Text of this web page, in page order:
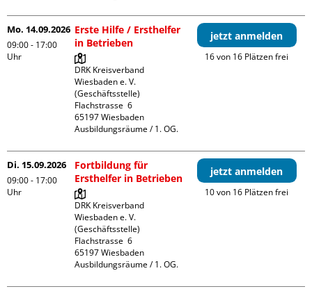
Mo. 14.09.2026
09:00 - 17:00
Uhr
Erste Hilfe / Ersthelfer
in Betrieben
DRK Kreisverband
Wiesbaden e. V.
(Geschäftsstelle)
Flachstrasse  6
65197 Wiesbaden
Ausbildungsräume / 1. OG.
jetzt anmelden
16 von 16 Plätzen frei
Di. 15.09.2026
09:00 - 17:00
Uhr
Fortbildung für
Ersthelfer in Betrieben
DRK Kreisverband
Wiesbaden e. V.
(Geschäftsstelle)
Flachstrasse  6
65197 Wiesbaden
Ausbildungsräume / 1. OG.
jetzt anmelden
10 von 16 Plätzen frei